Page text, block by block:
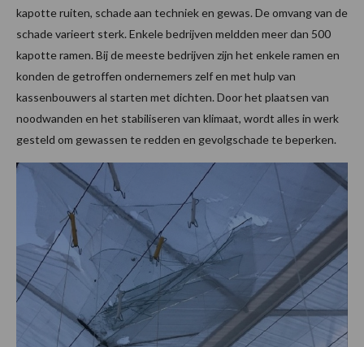
kapotte ruiten, schade aan techniek en gewas. De omvang van de
schade varieert sterk. Enkele bedrijven meldden meer dan 500
kapotte ramen. Bij de meeste bedrijven zijn het enkele ramen en
konden de getroffen ondernemers zelf en met hulp van
kassenbouwers al starten met dichten. Door het plaatsen van
noodwanden en het stabiliseren van klimaat, wordt alles in werk
gesteld om gewassen te redden en gevolgschade te beperken.